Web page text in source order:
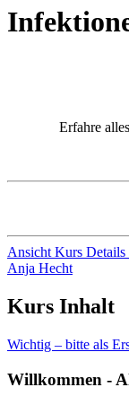
Erfahre
Ansicht Kurs Details
Anja Hecht
Kurs Inhalt
Wichtig – bitte als
Willkommen -